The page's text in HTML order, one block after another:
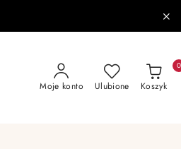
Moje konto Ulubione Koszyk
0